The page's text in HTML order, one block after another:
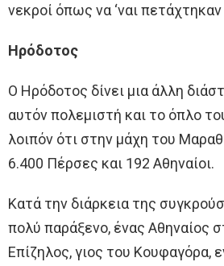
νεκροί όπως να ‘ναι
Ηρόδοτος
Ο Ηρόδοτος δίνει μια άλλη
αυτόν πολεμιστή και το όπλο
λοιπόν ότι στην μάχη του
6.400 Πέρσες και 192 Αθηναίοι.
Κατά την διάρκεια της
πολύ παράξενο, ένας Αθηναίος
Επίζηλος, γιος του Κουφαγόρα,